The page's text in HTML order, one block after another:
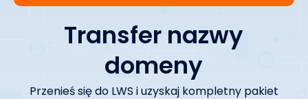
Transfer nazwy
domeny
Przenieś się do LWS i uzyskaj kompletny pakiet